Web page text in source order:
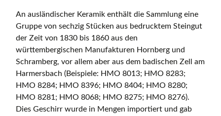
An ausländischer Keramik enthält die Sammlung eine
Gruppe von sechzig Stücken aus bedrucktem Steingut
der Zeit von 1830 bis 1860 aus den
württembergischen Manufakturen Hornberg und
Schramberg, vor allem aber aus dem badischen Zell am
Harmersbach (Beispiele: HMO 8013; HMO 8283;
HMO 8284; HMO 8396; HMO 8404; HMO 8280;
HMO 8281; HMO 8068; HMO 8275; HMO 8276).
Dies Geschirr wurde in Mengen importiert und gab